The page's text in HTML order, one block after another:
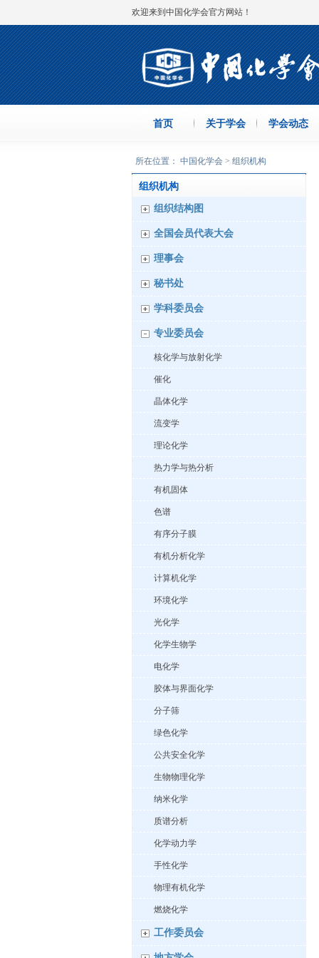
欢迎来到中国化学会官方网站！
首页 关于学会 学会动态
所在位置： 中国化学会 > 组织机构
组织机构
组织结构图
全国会员代表大会
理事会
秘书处
学科委员会
专业委员会
核化学与放射化学
催化
晶体化学
流变学
理论化学
热力学与热分析
有机固体
色谱
有序分子膜
有机分析化学
计算机化学
环境化学
光化学
化学生物学
电化学
胶体与界面化学
分子筛
绿色化学
公共安全化学
生物物理化学
纳米化学
质谱分析
化学动力学
手性化学
物理有机化学
燃烧化学
工作委员会